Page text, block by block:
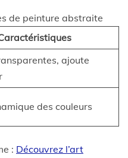
de peinture abstraite
ajoute
des couleurs
: Découvrez l’art